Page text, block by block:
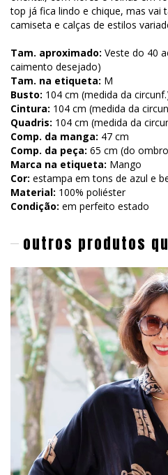
top já fica lindo e chique, mas vai
camiseta e calças de estilos
Tam. aproximado: Veste do 40
caimento desejado)
Tam. na etiqueta: M
Busto: 104 cm (medida da
Cintura: 104 cm (medida da
Quadris: 104 cm (medida da
Comp. da manga: 47 cm
Comp. da peça: 65 cm (do
Marca na etiqueta: Mango
Cor: estampa em tons de azul e
Material: 100% poliéster
Condição: em perfeito estado
outros produtos